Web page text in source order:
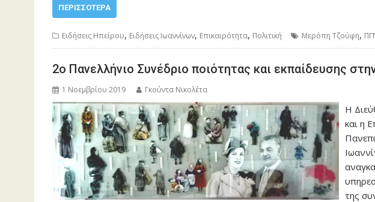
ΠΕΡΙΣΣΌΤΕΡΑ
Ειδήσεις Ηπείρου, Ειδήσεις Ιωαννίνων, Επικαιρότητα, Πολιτική Μερόπη Τζούφη,
2o Πανελλήνιο Συνέδριο ποιότητας και εκπαίδευσης
1 Νοεμβρίου 2019 Γκούντα Νικολέτα
Η
και η
της